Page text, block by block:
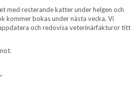
med resterande katter under helgen och
kommer bokas under nästa vecka. Vi
och redovisa veterinärfakturor titt